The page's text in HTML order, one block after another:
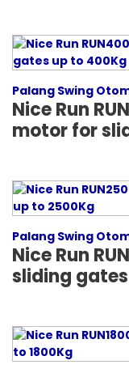
Palang Swing
Nice Run
motor for
Palang Swing
Nice Run
sliding